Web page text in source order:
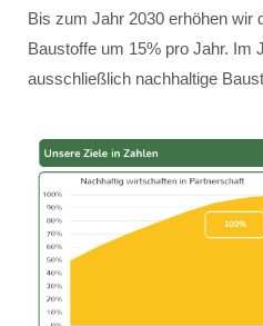
Bis zum Jahr 2030 erhöhen wir
Baustoffe um 15% pro Jahr. Im
ausschließlich nachhaltige